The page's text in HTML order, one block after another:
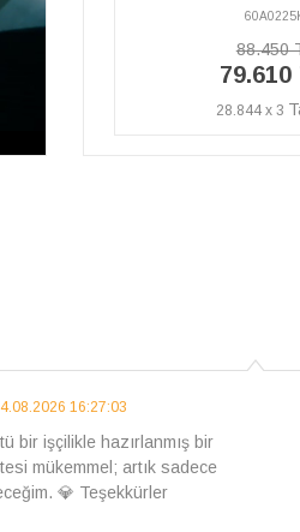
158.090
51.551 x 3
31.07.2026 12:46:04
geldi kargom ayrıca ilgili
ederim çok ilgilendiler güvenle
ben artık tek Sirius tan ne lazımsa